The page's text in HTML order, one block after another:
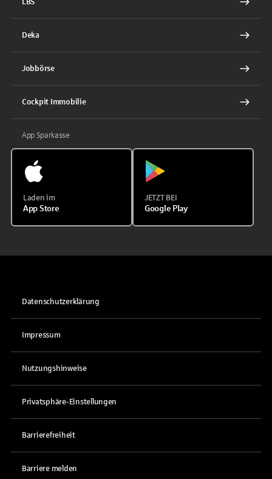
Deka
Jobbörse
Cockpit Immobilie
App Sparkasse
Laden im
App Store
JETZT BEI
Google Play
Datenschutzerklärung
Impressum
Nutzungshinweise
Privatsphäre-Einstellungen
Barrierefreiheit
Barriere melden